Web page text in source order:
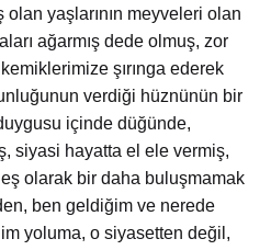
yaşlarının meyveleri olan
ağarmış dede olmuş, zor
şırınga ederek
verdiği hüznünün bir
içinde düğünde,
siyasi hayatta el ele vermiş,
olarak bir daha buluşmamak
ben geldiğim ve nerede
yoluma, o siyasetten değil,